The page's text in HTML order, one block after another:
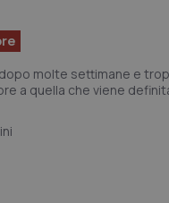
molte settimane e
a quella che viene